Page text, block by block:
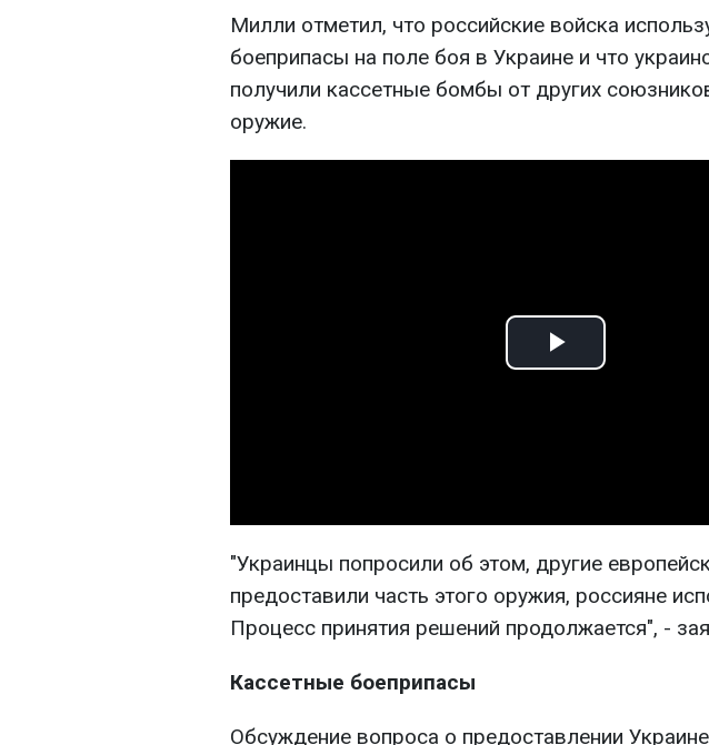
Милли отметил, что российские войска
боеприпасы на поле боя в Украине и что
получили кассетные бомбы от других
оружие.
Play
"Украинцы попросили об этом, другие
предоставили часть этого оружия, россияне
Процесс принятия решений продолжается", -
Кассетные боеприпасы
Обсуждение вопроса о предоставлении